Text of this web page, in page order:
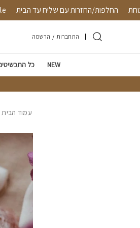
Skip to Content
מאובטחת החלפות/החזרות עם שליח עד
התחברות / הרשמה
NEW כל
עמוד הבית
בחזרה למעלה